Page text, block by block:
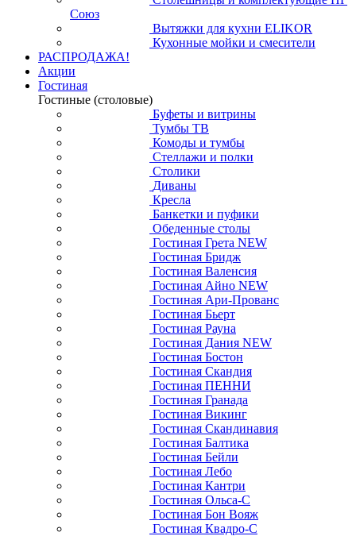
Союз
Вытяжки для кухни ELIKOR
Кухонные мойки и смесители
РАСПРОДАЖА!
Акции
Гостиная
Гостиные (столовые)
Буфеты и витрины
Тумбы ТВ
Комоды и тумбы
Стеллажи и полки
Столики
Диваны
Кресла
Банкетки и пуфики
Обеденные столы
Гостиная Грета NEW
Гостиная Бридж
Гостиная Валенсия
Гостиная Айно NEW
Гостиная Ари-Прованс
Гостиная Бьерт
Гостиная Рауна
Гостиная Дания NEW
Гостиная Бостон
Гостиная Скандия
Гостиная ПЕННИ
Гостиная Гранада
Гостиная Викинг
Гостиная Скандинавия
Гостиная Балтика
Гостиная Бейли
Гостиная Лебо
Гостиная Кантри
Гостиная Ольса-С
Гостиная Бон Вояж
Гостиная Квадро-С